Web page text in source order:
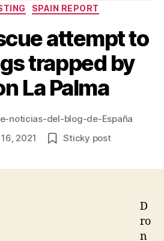
SPAIN REPORT
attempt to
trapped by
La Palma
noticias-del-blog-de-España
2021 Sticky post
D
ro
n